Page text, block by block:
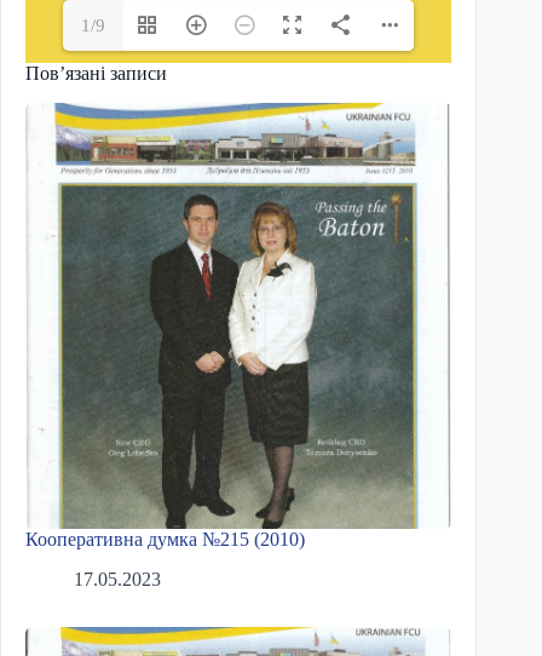
1/9
Пов’язані записи
Кооперативна думка №215 (2010)
17.05.2023